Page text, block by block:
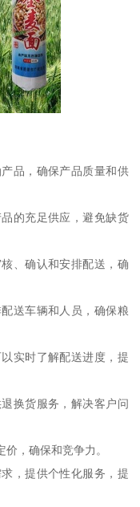
品，确保产品质量和供
的充足供应，避免缺货
、确认和安排配送，确
送车辆和人员，确保粮
实时了解配送进度，提
换货服务，解决客户问
，确保和竞争力。
，提供个性化服务，提